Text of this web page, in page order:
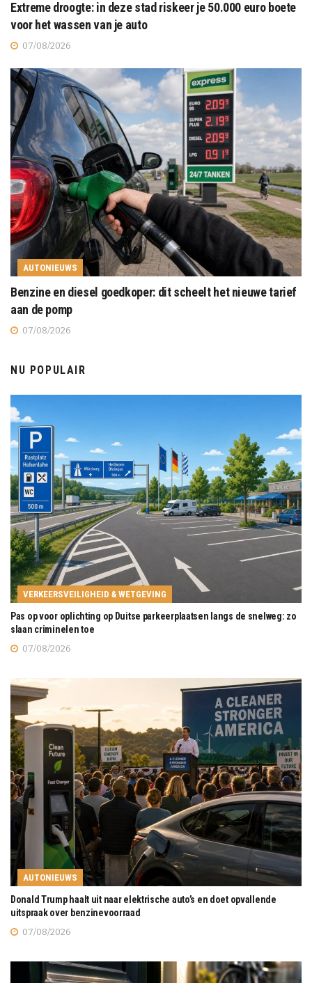
Extreme droogte: in deze stad riskeer je 50.000 euro boete
voor het wassen van je auto
07/08/2026
AUTONIEUWS
Benzine en diesel goedkoper: dit scheelt het nieuwe tarief
aan de pomp
07/08/2026
NU POPULAIR
VERKEERSVEILIGHEID & WETGEVING
Pas op voor oplichting op Duitse parkeerplaatsen langs de snelweg: zo
slaan criminelen toe
07/08/2026
AUTONIEUWS
Donald Trump haalt uit naar elektrische auto’s en doet opvallende
uitspraak over benzinevoorraad
07/08/2026